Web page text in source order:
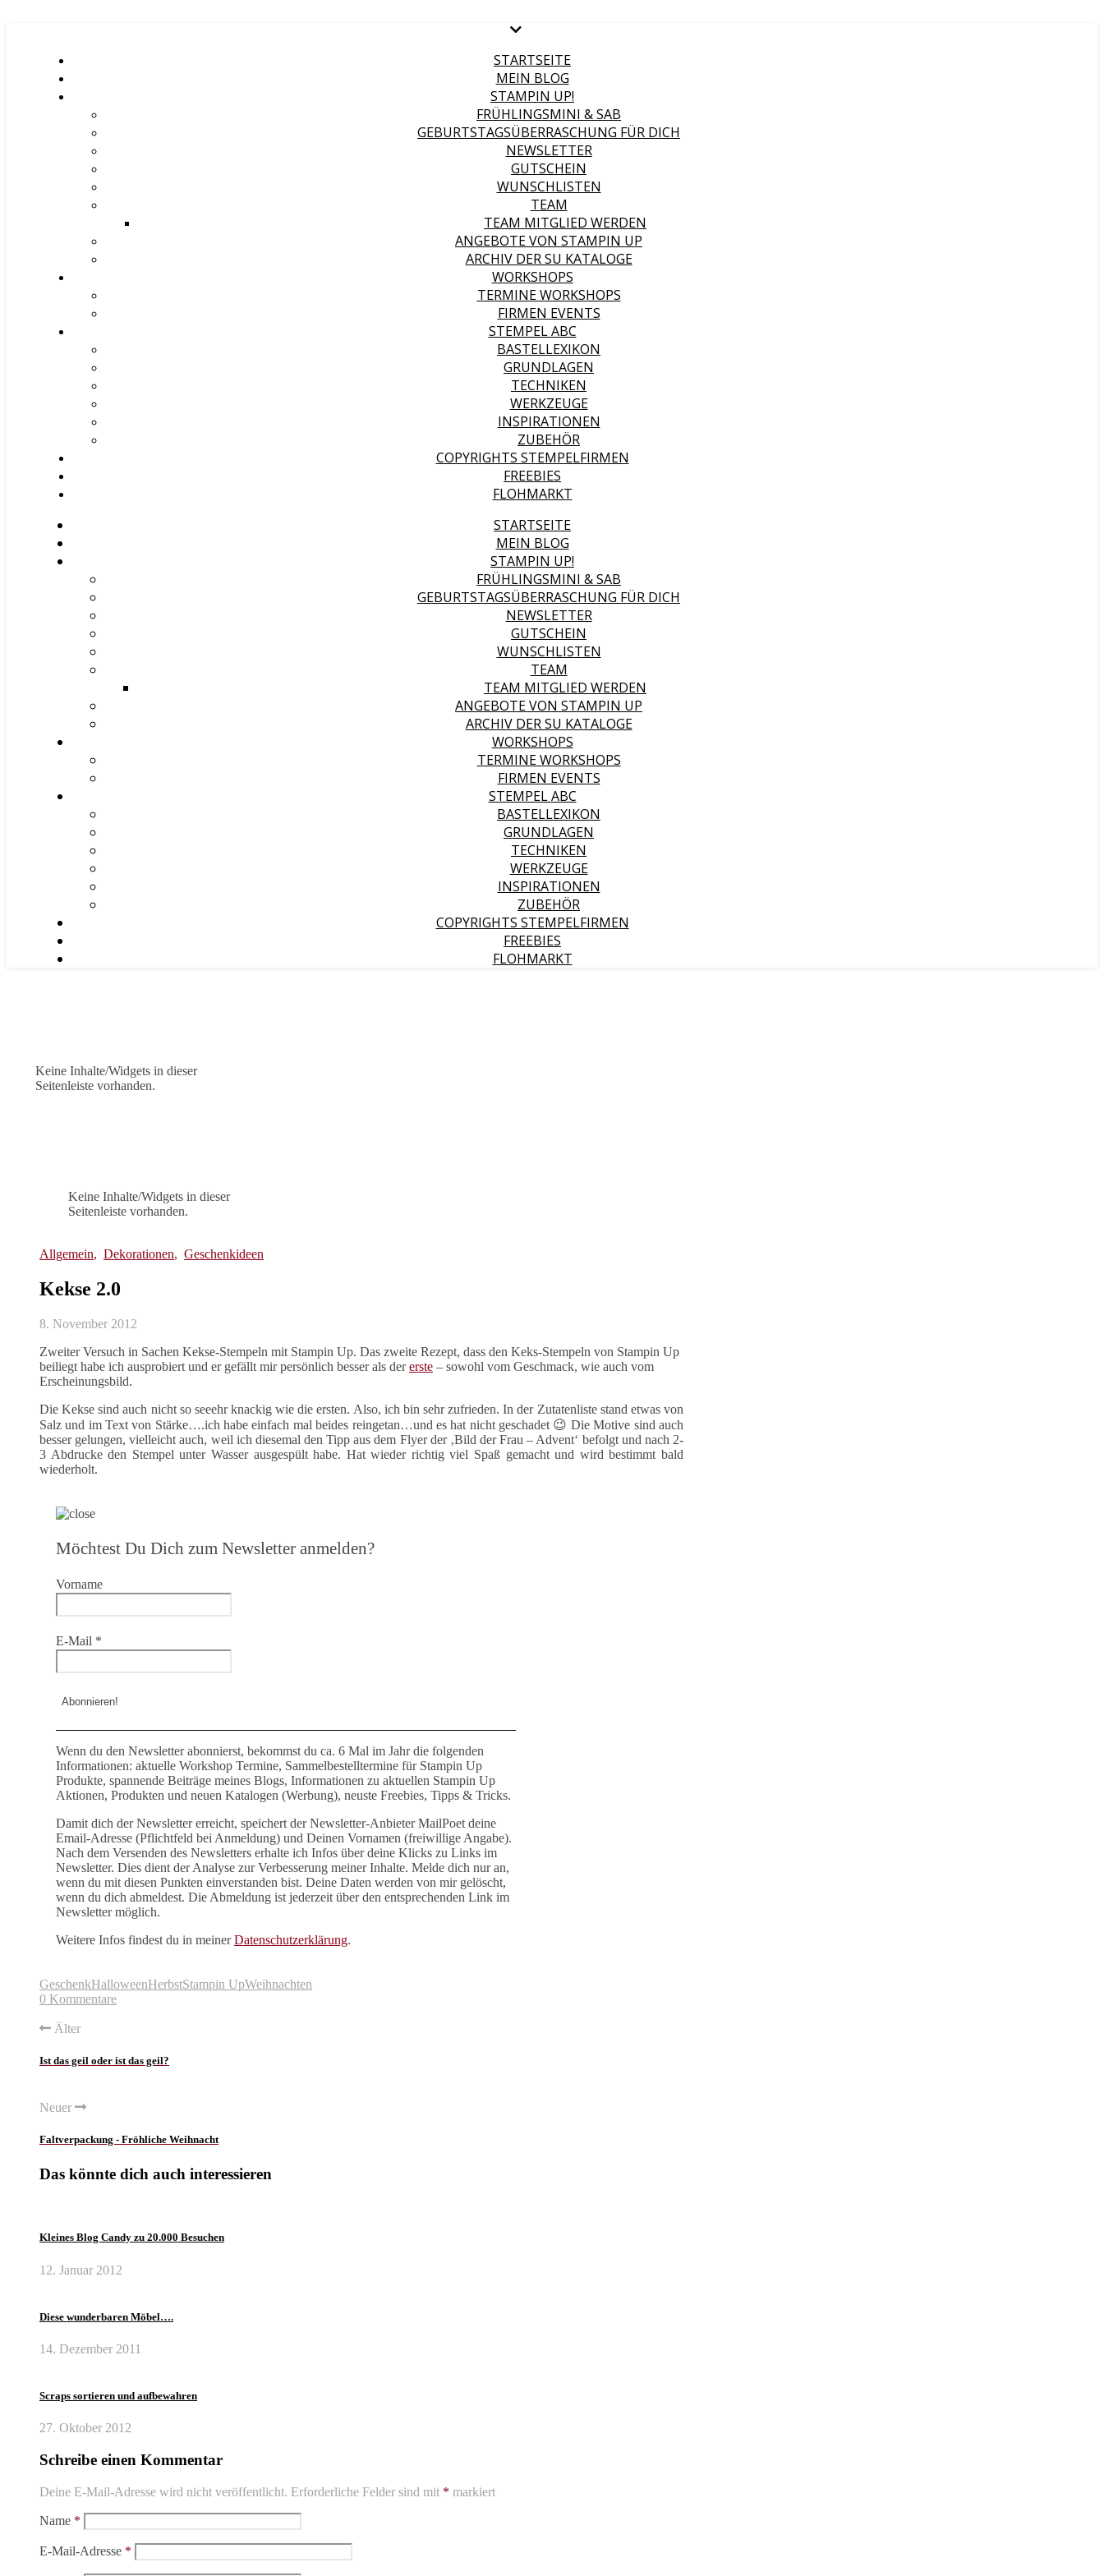
STARTSEITE
MEIN BLOG
STAMPIN UP!
FRÜHLINGSMINI & SAB
GEBURTSTAGSÜBERRASCHUNG FÜR DICH
NEWSLETTER
GUTSCHEIN
WUNSCHLISTEN
TEAM
TEAM MITGLIED WERDEN
ANGEBOTE VON STAMPIN UP
ARCHIV DER SU KATALOGE
WORKSHOPS
TERMINE WORKSHOPS
FIRMEN EVENTS
STEMPEL ABC
BASTELLEXIKON
GRUNDLAGEN
TECHNIKEN
WERKZEUGE
INSPIRATIONEN
ZUBEHÖR
COPYRIGHTS STEMPELFIRMEN
FREEBIES
FLOHMARKT
STARTSEITE
MEIN BLOG
STAMPIN UP!
FRÜHLINGSMINI & SAB
GEBURTSTAGSÜBERRASCHUNG FÜR DICH
NEWSLETTER
GUTSCHEIN
WUNSCHLISTEN
TEAM
TEAM MITGLIED WERDEN
ANGEBOTE VON STAMPIN UP
ARCHIV DER SU KATALOGE
WORKSHOPS
TERMINE WORKSHOPS
FIRMEN EVENTS
STEMPEL ABC
BASTELLEXIKON
GRUNDLAGEN
TECHNIKEN
WERKZEUGE
INSPIRATIONEN
ZUBEHÖR
COPYRIGHTS STEMPELFIRMEN
FREEBIES
FLOHMARKT
Keine Inhalte/Widgets in dieser
Seitenleiste vorhanden.
Keine Inhalte/Widgets in dieser
Seitenleiste vorhanden.
Allgemein, Dekorationen, Geschenkideen
Kekse 2.0
8. November 2012
Zweiter Versuch in Sachen Kekse-Stempeln mit Stampin Up. Das zweite Rezept, dass den Keks-Stempeln von Stampin Up
beiliegt habe ich ausprobiert und er gefällt mir persönlich besser als dererste – sowohl vom Geschmack, wie auch vom
Erscheinungsbild.
Die Kekse sind auch nicht so seeehr knackig wie die ersten. Also, ich bin sehr zufrieden. In der Zutatenliste stand etwas von
Salz und im Text von Stärke….ich habe einfach mal beides reingetan…und es hat nicht geschadet 😉 Die Motive sind auch
besser gelungen, vielleicht auch, weil ich diesemal den Tipp aus dem Flyer der ‚Bild der Frau – Advent‘ befolgt und nach 2-
3 Abdrucke den Stempel unter Wasser ausgespült habe. Hat wieder richtig viel Spaß gemacht und wird bestimmt bald
wiederholt.
Möchtest Du Dich zum Newsletter anmelden?
Vorname
E-Mail *
Wenn du den Newsletter abonnierst, bekommst du ca. 6 Mal im Jahr die folgenden
Informationen: aktuelle Workshop Termine, Sammelbestelltermine für Stampin Up
Produkte, spannende Beiträge meines Blogs, Informationen zu aktuellen Stampin Up
Aktionen, Produkten und neuen Katalogen (Werbung), neuste Freebies, Tipps & Tricks.
Damit dich der Newsletter erreicht, speichert der Newsletter-Anbieter MailPoet deine
Email-Adresse (Pflichtfeld bei Anmeldung) und Deinen Vornamen (freiwillige Angabe).
Nach dem Versenden des Newsletters erhalte ich Infos über deine Klicks zu Links im
Newsletter. Dies dient der Analyse zur Verbesserung meiner Inhalte. Melde dich nur an,
wenn du mit diesen Punkten einverstanden bist. Deine Daten werden von mir gelöscht,
wenn du dich abmeldest. Die Abmeldung ist jederzeit über den entsprechenden Link im
Newsletter möglich.
Weitere Infos findest du in meinerDatenschutzerklärung.
GeschenkHalloweenHerbstStampin UpWeihnachten
0 Kommentare
Älter
Ist das geil oder ist das geil?
Neuer
Faltverpackung - Fröhliche Weihnacht
Das könnte dich auch interessieren
Kleines Blog Candy zu 20.000 Besuchen
12. Januar 2012
Diese wunderbaren Möbel….
14. Dezember 2011
Scraps sortieren und aufbewahren
27. Oktober 2012
Schreibe einen Kommentar
Deine E-Mail-Adresse wird nicht veröffentlicht. Erforderliche Felder sind mit * markiert
Name *
E-Mail-Adresse *